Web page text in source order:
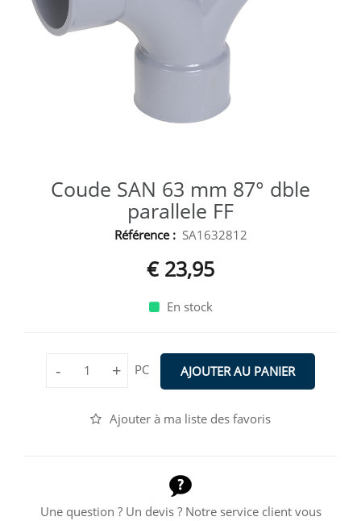
Coude SAN 63 mm 87° dble
parallele FF
Référence : SA1632812
€ 23,95
En stock
- + PC AJOUTER AU PANIER
Ajouter à ma liste des favoris
Une question ? Un devis ? Notre service client vous